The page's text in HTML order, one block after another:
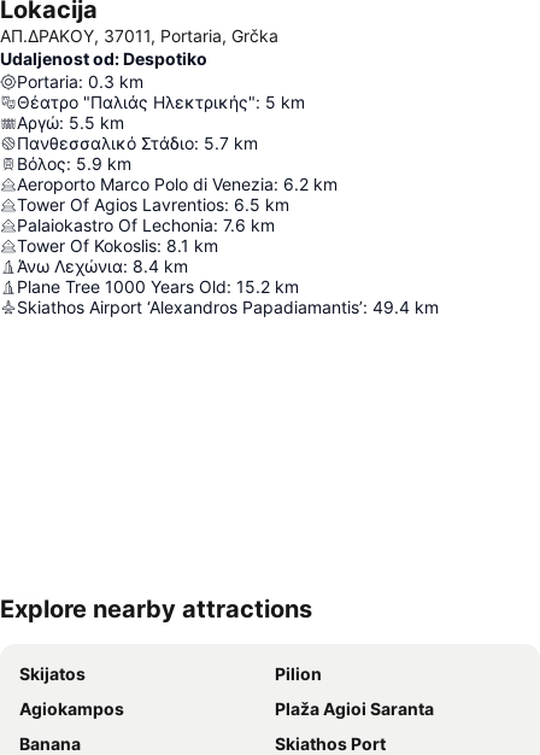
Lokacija
ΑΠ.ΔΡΑΚΟΥ, 37011, Portaria, Grčka
Udaljenost od: Despotiko
Portaria: 0.3 km
Θέατρο "Παλιάς Ηλεκτρικής": 5 km
Αργώ: 5.5 km
Πανθεσσαλικό Στάδιο: 5.7 km
Βόλος: 5.9 km
Aeroporto Marco Polo di Venezia: 6.2 km
Tower Of Agios Lavrentios: 6.5 km
Palaiokastro Of Lechonia: 7.6 km
Tower Of Kokoslis: 8.1 km
Άνω Λεχώνια: 8.4 km
Plane Tree 1000 Years Old: 15.2 km
Skiathos Airport ‘Alexandros Papadiamantis’: 49.4 km
Explore nearby attractions
Skijatos
Pilion
Agiokampos
Plaža Agioi Saranta
Banana
Skiathos Port